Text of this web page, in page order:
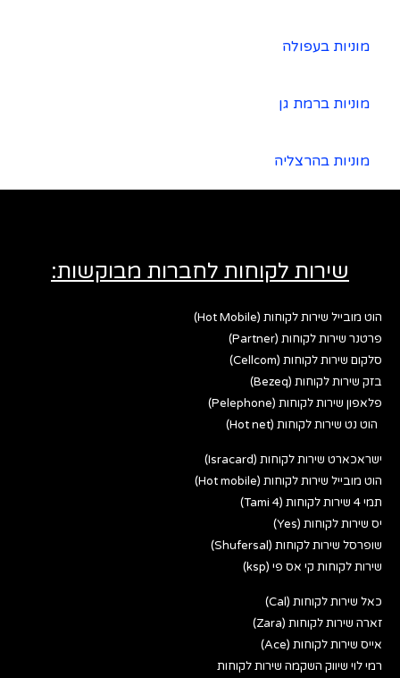
מוניות בעפולה
מוניות ברמת גן
מוניות בהרצליה
שירות לקוחות לחברות מבוקשות:
הוט מובייל שירות לקוחות (Hot Mobile)
פרטנר שירות לקוחות (Partner)
סלקום שירות לקוחות (Cellcom)
בזק שירות לקוחות (Bezeq)
פלאפון שירות לקוחות (Pelephone)
הוט נט שירות לקוחות (Hot net)
ישראכארט שירות לקוחות (Isracard)
הוט מובייל שירות לקוחות (Hot mobile)
תמי 4 שירות לקוחות (Tami 4)
יס שירות לקוחות (Yes)
שופרסל שירות לקוחות (Shufersal)
שירות לקוחות קי אס פי (ksp)
כאל שירות לקוחות (Cal)
זארה שירות לקוחות (Zara)
אייס שירות לקוחות (Ace)
רמי לוי שיווק השקמה שירות לקוחות